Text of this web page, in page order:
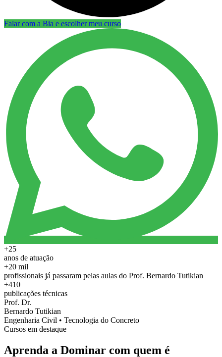
Falar com a Bia e escolher meu curso
+25
anos de atuação
+20 mil
profissionais já passaram pelas aulas do Prof. Bernardo Tutikian
+410
publicações técnicas
Prof. Dr.
Bernardo Tutikian
Engenharia Civil • Tecnologia do Concreto
Cursos em destaque
Aprenda a Dominar com quem é